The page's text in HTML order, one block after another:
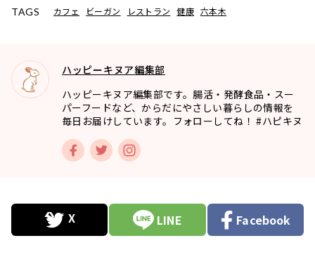
TAGS カフェ ビーガン レストラン 健康 六本木
ハッピーキヌア編集部
ハッピーキヌア編集部です。腸活・発酵食品・スー
パーフードなど、からだにやさしい暮らしの情報を
毎日お届けしています。フォローしてね！ #ハピキヌ
LINE Facebook